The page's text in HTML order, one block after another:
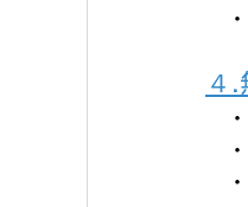
・
４
・
・
・